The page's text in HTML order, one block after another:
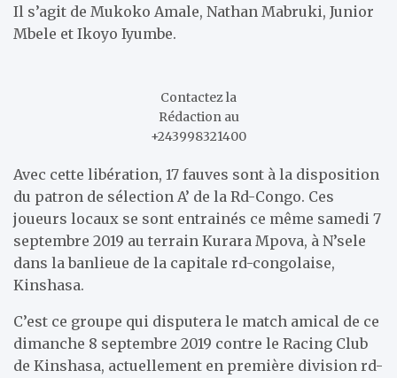
Il s’agit de Mukoko Amale, Nathan Mabruki, Junior
Mbele et Ikoyo Iyumbe.
Contactez la
Rédaction au
+243998321400
Avec cette libération, 17 fauves sont à la disposition
du patron de sélection A’ de la Rd-Congo. Ces
joueurs locaux se sont entrainés ce même samedi 7
septembre 2019 au terrain Kurara Mpova, à N’sele
dans la banlieue de la capitale rd-congolaise,
Kinshasa.
C’est ce groupe qui disputera le match amical de ce
dimanche 8 septembre 2019 contre le Racing Club
de Kinshasa, actuellement en première division rd-